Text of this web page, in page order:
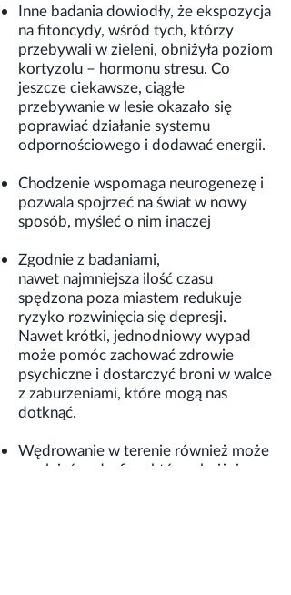
Inne badania dowiodły, żeekspozycja
na fitoncydy, wśród tych, którzy
przebywali w zieleni, obniżyła poziom
kortyzolu – hormonu stresu. Co
jeszcze ciekawsze, ciągłe
przebywanie w lesie okazało się
poprawiać działanie systemu
odpornościowego i dodawać energii.
Chodzenie wspomaga neurogenezę i
pozwala spojrzeć na świat w nowy
sposób, myśleć o nim inaczej
Zgodnie z badaniami,
nawet najmniejsza ilość czasu
spędzona poza miastem redukuje
ryzyko rozwinięcia się depresji.
Nawet krótki, jednodniowy wypad
może pomóc zachować zdrowie
psychiczne i dostarczyć broni w walce
z zaburzeniami, które mogą nas
dotknąć.
Wędrowanie w terenie również może
uwalniać endorfiny, które obniżają